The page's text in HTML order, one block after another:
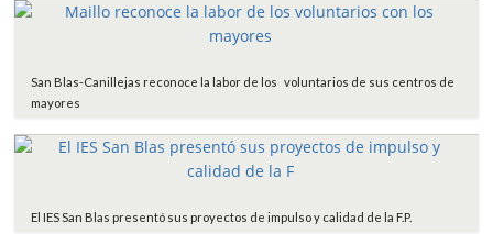
San Blas-Canillejas reconoce la labor de los voluntarios de sus centros de
mayores
El IES San Blas presentó sus proyectos de impulso y calidad de la F.P.